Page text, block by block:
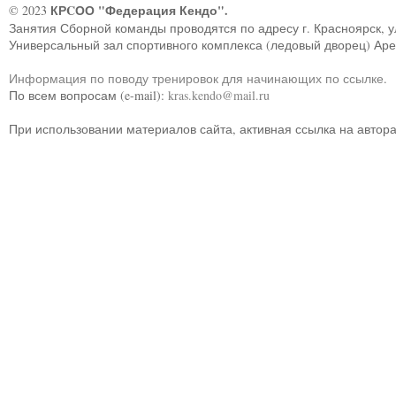
© 2023 КРCОО "Федерация Кендо".
Занятия Сборной команды проводятся по адресу г. Красноярск,
Универсальный зал спортивного комплекса (ледовый дворец)
Информация по поводу тренировок для начинающих по ссылке.
По всем вопросам (e-mail): kras.kendo@mail.ru
При использовании материалов сайта, активная ссылка на